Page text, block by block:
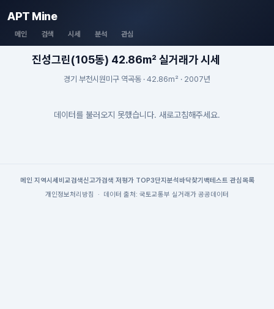
APT Mine
메인 검색 시세 분석 관심
진성그린(105동) 42.86m² 실거래가 시세
경기 부천시원미구 역곡동 · 42.86m² · 2007년
데이터를 불러오지 못했습니다. 새로고침해주세요.
메인| 지역시세 비교검색신고가검색 저평가 TOP3단지분석 바닥찾기 백테스트 관심목록
개인정보처리방침
· 데이터 출처: 국토교통부 실거래가 공공데이터